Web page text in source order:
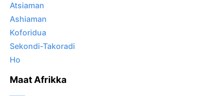
Atsiaman
Ashiaman
Koforidua
Sekondi-Takoradi
Ho
Maat Afrikka